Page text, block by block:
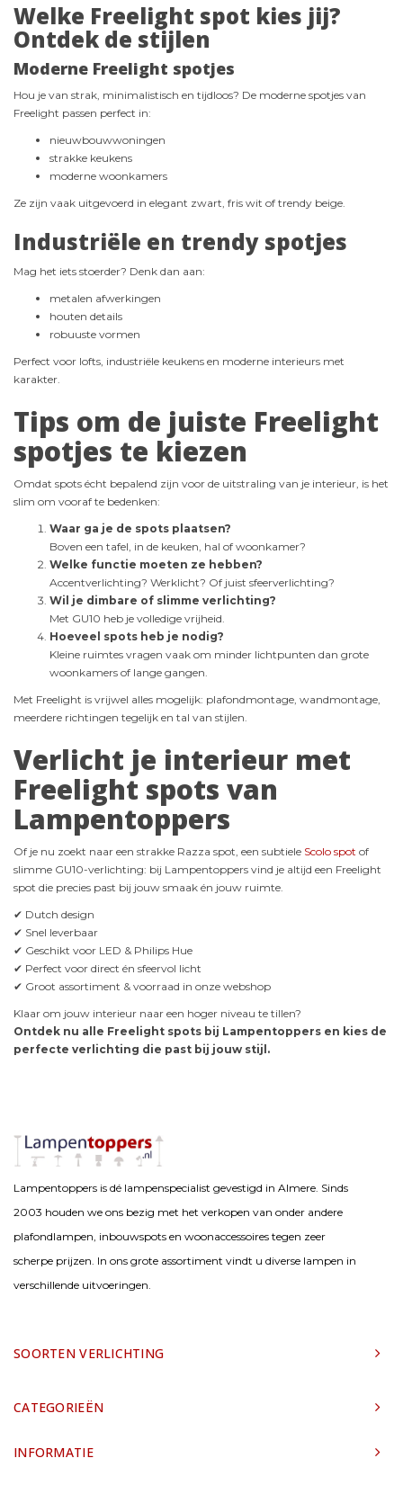
Welke Freelight spot kies jij?
Ontdek de stijlen
Moderne Freelight spotjes
Hou je van strak, minimalistisch en tijdloos? De moderne spotjes van
Freelight passen perfect in:
nieuwbouwwoningen
strakke keukens
moderne woonkamers
Ze zijn vaak uitgevoerd in elegant zwart, fris wit of trendy beige.
Industriële en trendy spotjes
Mag het iets stoerder? Denk dan aan:
metalen afwerkingen
houten details
robuuste vormen
Perfect voor lofts, industriële keukens en moderne interieurs met
karakter.
Tips om de juiste Freelight
spotjes te kiezen
Omdat spots écht bepalend zijn voor de uitstraling van je interieur, is het
slim om vooraf te bedenken:
Waar ga je de spots plaatsen?
Boven een tafel, in de keuken, hal of woonkamer?
Welke functie moeten ze hebben?
Accentverlichting? Werklicht? Of juist sfeerverlichting?
Wil je dimbare of slimme verlichting?
Met GU10 heb je volledige vrijheid.
Hoeveel spots heb je nodig?
Kleine ruimtes vragen vaak om minder lichtpunten dan grote
woonkamers of lange gangen.
Met Freelight is vrijwel alles mogelijk: plafondmontage, wandmontage,
meerdere richtingen tegelijk en tal van stijlen.
Verlicht je interieur met
Freelight spots van
Lampentoppers
Of je nu zoekt naar een strakke Razza spot, een subtiele Scolo spot of
slimme GU10-verlichting: bij Lampentoppers vind je altijd een Freelight
spot die precies past bij jouw smaak én jouw ruimte.
✔ Dutch design
✔ Snel leverbaar
✔ Geschikt voor LED & Philips Hue
✔ Perfect voor direct én sfeervol licht
✔ Groot assortiment & voorraad in onze webshop
Klaar om jouw interieur naar een hoger niveau te tillen?
Ontdek nu alle Freelight spots bij Lampentoppers en kies de
perfecte verlichting die past bij jouw stijl.
Lampentoppers is dé lampenspecialist gevestigd in Almere. Sinds
2003 houden we ons bezig met het verkopen van onder andere
plafondlampen, inbouwspots en woonaccessoires tegen zeer
scherpe prijzen. In ons grote assortiment vindt u diverse lampen in
verschillende uitvoeringen.
SOORTEN VERLICHTING
CATEGORIEËN
INFORMATIE